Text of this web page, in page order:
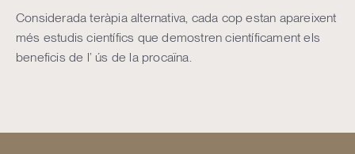
Considerada teràpia alternativa, cada cop estan apareixent
més estudis científics que demostren científicament els
beneficis de l’ ús de la procaïna.